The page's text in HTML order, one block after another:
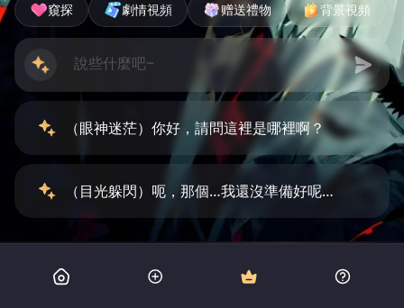
窺探 劇情視頻 赠送禮物 背景視頻
（眼神迷茫）你好，請問這裡是哪裡啊？
（目光躲閃）呃，那個…我還沒準備好呢…